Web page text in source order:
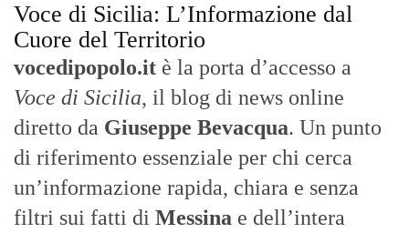
Voce di Sicilia: L’Informazione dal
Cuore del Territorio
vocedipopolo.it è la porta d’accesso a
Voce di Sicilia, il blog di news online
diretto da Giuseppe Bevacqua. Un punto
di riferimento essenziale per chi cerca
un’informazione rapida, chiara e senza
filtri sui fatti di Messina e dell’intera